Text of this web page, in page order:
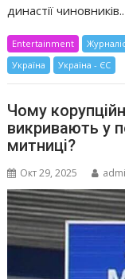
династії
Entertainment
Україна
Україна - ЄС
Чому
викривають у
митниці?
Окт 29, 2025